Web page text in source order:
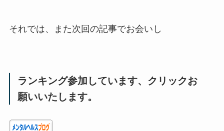
それでは、また次回の記事でお会いし
ランキング参加しています、クリックお
願いいたします。